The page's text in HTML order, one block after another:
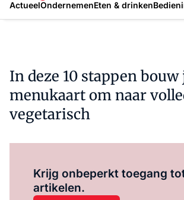
ActueelOndernemenEten & drinken
In deze 10 stappen bouw
menukaart om naar
vegetarisch
Krijg onbeperkt toegang
artikelen.